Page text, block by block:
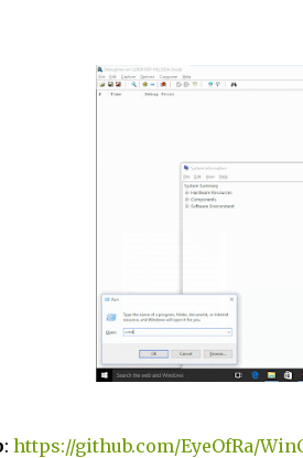
: https://github.com/EyeOfRa/